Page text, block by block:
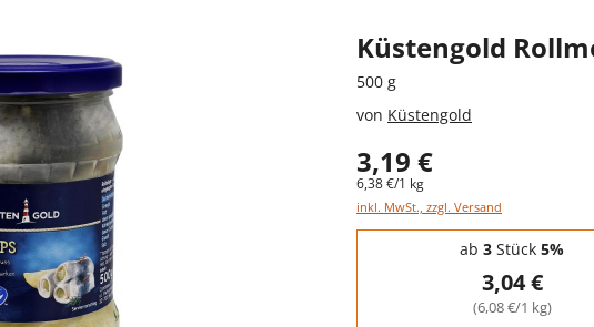
Küstengold
500 g
von Küstengold
3,19 €
6,38 €/1 kg
inkl. MwSt., zzgl. Versand
Staffelpreise - Mengenrabatt
ab 3 Stück 5%
3,04 €
(6,08 €/1 kg)